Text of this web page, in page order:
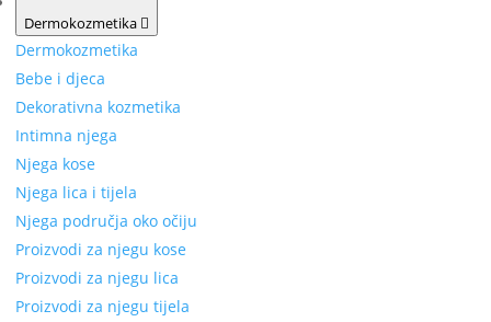
Dermokozmetika
Dermokozmetika
Bebe i djeca
Dekorativna kozmetika
Intimna njega
Njega kose
Njega lica i tijela
Njega područja oko očiju
Proizvodi za njegu kose
Proizvodi za njegu lica
Proizvodi za njegu tijela